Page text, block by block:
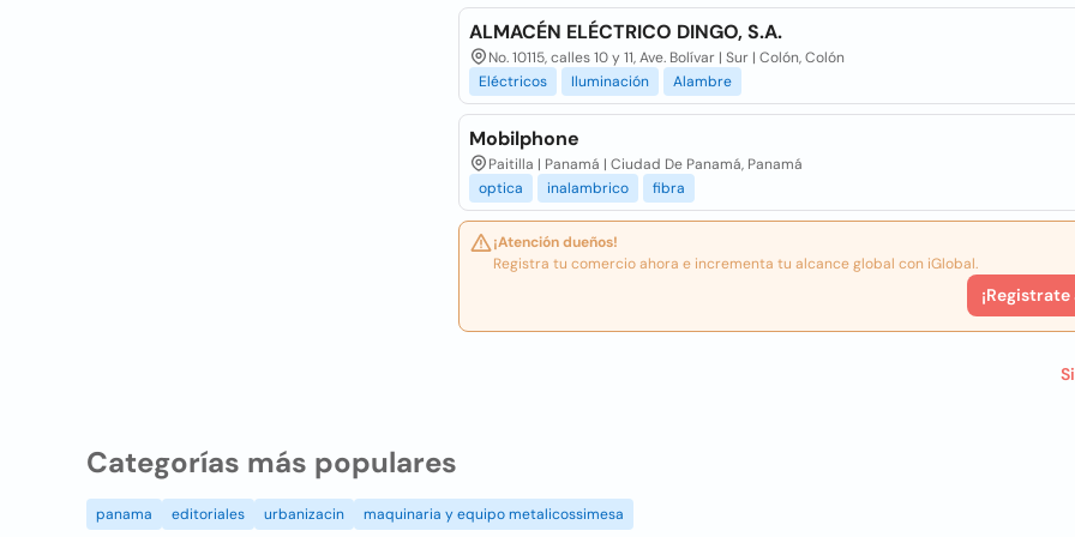
ALMACÉN ELÉCTRICO DINGO, S.A.
No. 10115, calles 10 y 11, Ave. Bolívar | Sur | Colón, Colón
Eléctricos
Iluminación Alambre
Mobilphone
Paitilla | Panamá | Ciudad De Panamá, Panamá
optica
inalambrico fibra
¡Atención dueños!
Registra tu comercio ahora e incrementa tu alcance global con iGlobal.
¡Registrate
Categorías más populares
panama editoriales urbanizacin maquinaria y equipo metalicossimesa